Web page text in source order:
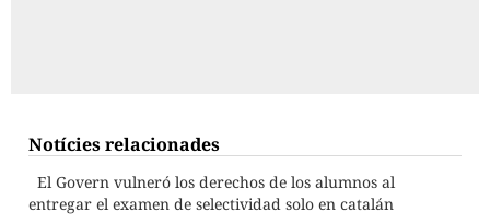
Notícies relacionades
El Govern vulneró los derechos de los alumnos al
entregar el examen de selectividad solo en catalán